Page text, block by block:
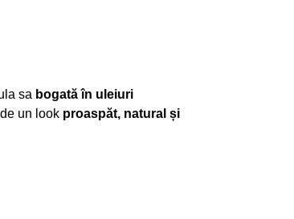
sa bogată în uleiuri
un look proaspăt, natural și